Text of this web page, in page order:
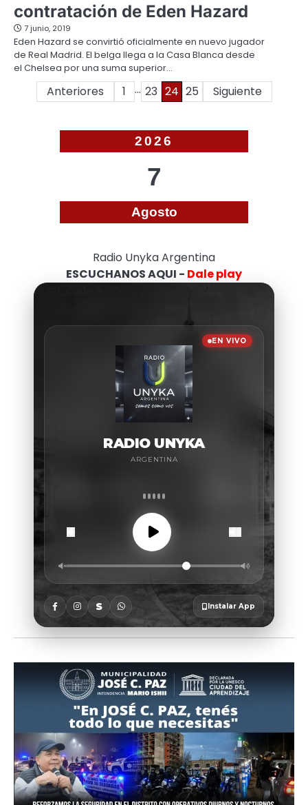
contratación de Eden Hazard
7 junio, 2019
Eden Hazard se convirtió oficialmente en nuevo jugador
de Real Madrid. El belga llega a la Casa Blanca desde
el Chelsea por una suma superior…
Paginación
Anteriores 1 … 23 24 25 Siguiente
2026
7
Agosto
Radio Unyka Argentina
ESCUCHANOS AQUI - Dale play